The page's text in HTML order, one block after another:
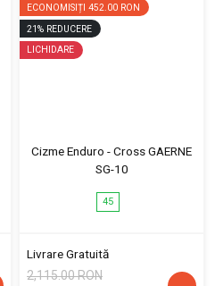
ECONOMISIȚI 452.00 RON
21% REDUCERE
LICHIDARE
Cizme Enduro - Cross GAERNE
SG-10
45
Livrare Gratuită
2,115.00 RON